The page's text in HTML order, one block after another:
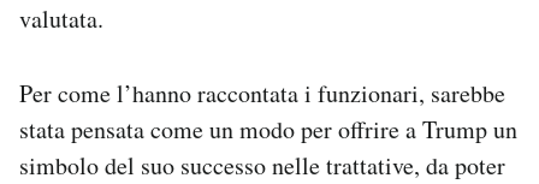
valutata.
Per come l’hanno raccontata i funzionari, sarebbe
stata pensata come un modo per offrire a Trump un
simbolo del suo successo nelle trattative, da poter